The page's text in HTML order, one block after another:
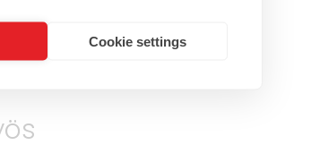
Cookie settings